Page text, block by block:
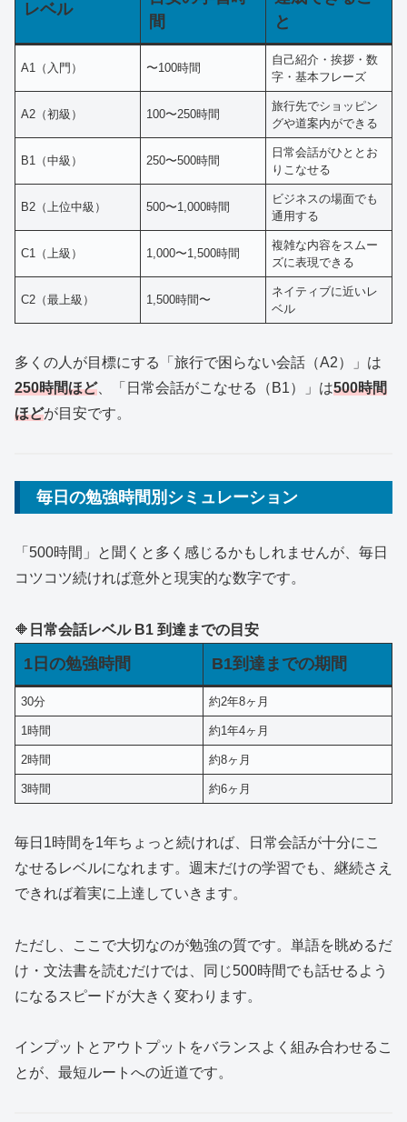
レベル
間
と
A1（入門） 〜100時間
自己紹介・挨拶・数
字・基本フレーズ
A2（初級） 100〜250時間
旅行先でショッピン
グや道案内ができる
B1（中級） 250〜500時間
日常会話がひととお
りこなせる
B2（上位中級） 500〜1,000時間
ビジネスの場面でも
通用する
C1（上級） 1,000〜1,500時間
複雑な内容をスムー
ズに表現できる
C2（最上級） 1,500時間〜
ネイティブに近いレ
ベル
多くの人が目標にする「旅行で困らない会話（A2）」は
250時間ほど、「日常会話がこなせる（B1）」は500時間
ほどが目安です。
毎日の勉強時間別シミュレーション
「500時間」と聞くと多く感じるかもしれませんが、毎日
コツコツ続ければ意外と現実的な数字です。
🔶 日常会話レベル B1 到達までの目安
1日の勉強時間 B1到達までの期間
30分 約2年8ヶ月
1時間 約1年4ヶ月
2時間 約8ヶ月
3時間 約6ヶ月
毎日1時間を1年ちょっと続ければ、日常会話が十分にこ
なせるレベルになれます。週末だけの学習でも、継続さえ
できれば着実に上達していきます。
ただし、ここで大切なのが勉強の質です。単語を眺めるだ
け・文法書を読むだけでは、同じ500時間でも話せるよう
になるスピードが大きく変わります。
インプットとアウトプットをバランスよく組み合わせるこ
とが、最短ルートへの近道です。